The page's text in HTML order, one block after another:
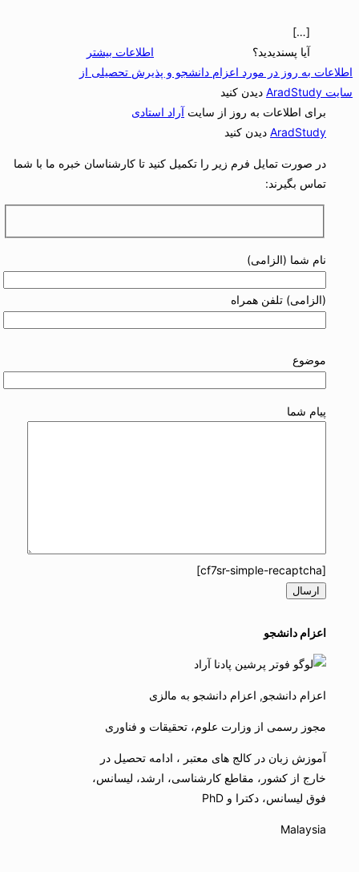
[…]
آیا پسندیدید؟
اطلاعات بیشتر
اطلاعات به روز در مورد اعزام دانشجو و پذیرش تحصیلی از
سایت AradStudy
دیدن کنید
برای اطلاعات به روز از سایت آراد استادی
AradStudy دیدن کنید
در صورت تمایل فرم زیر را تکمیل کنید تا کارشناسان خبره ما با شما
تماس بگیرند:
نام شما (الزامی)
(الزامی) تلفن همراه
موضوع
پیام شما
[cf7sr-simple-recaptcha]
اعزام دانشجو
اعزام دانشجو, اعزام دانشجو به مالزی
مجوز رسمی از وزارت علوم، تحقیقات و فناوری
آموزش زبان در کالج های معتبر ، ادامه تحصیل در
خارج از کشور، مقاطع کارشناسی، ارشد، لیسانس،
فوق لیسانس، دکترا و PhD
Malaysia